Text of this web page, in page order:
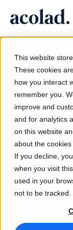
This website
These cookies
how you interact
remember you.
improve and
and for analytics
on this website
about the
If you decline,
when you visit
used in your
not to be tracked.
KI-
Nahtlose
Medien
Bringen Sie
Beratung
Lia
Sofortige,
Lia Live
Dolmetschen
Nahtlose
KI-
Reale Ergebnisse
Artikel
E-Books
Detaillierte
Webinare auf
Über
Partner
Wir
der
Lernen Sie
Welt der